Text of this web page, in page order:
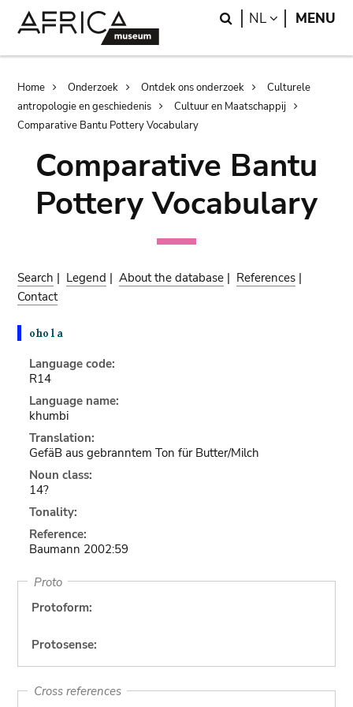
Search
NL LANGUAGE
MENU
Breadcrumb
Home Onderzoek Ontdek ons onderzoek
Culturele
antropologie en geschiedenis
Cultuur en Maatschappij
Comparative Bantu Pottery Vocabulary
Comparative Bantu
Pottery Vocabulary
Search | Legend |About the database | References |
Contact
Language code:
R14
Language name:
khumbi
Translation:
GefäB aus gebranntem Ton für Butter/Milch
Noun class:
14?
Tonality:
Reference:
Baumann 2002:59
Proto
Protoform:
Protosense:
Cross references